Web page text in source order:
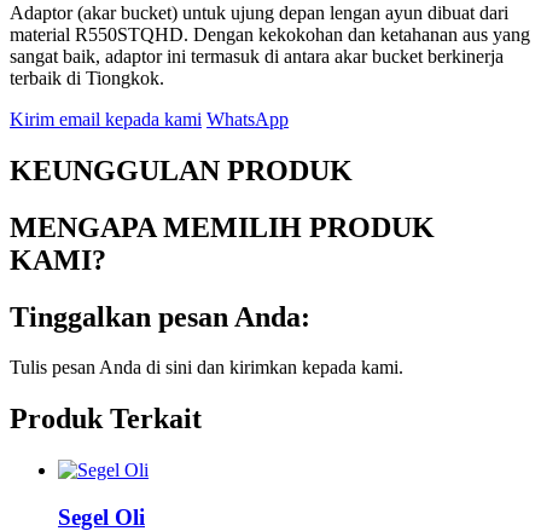
Adaptor (akar bucket) untuk ujung depan lengan ayun dibuat dari
material R550STQHD. Dengan kekokohan dan ketahanan aus yang
sangat baik, adaptor ini termasuk di antara akar bucket berkinerja
terbaik di Tiongkok.
Kirim email kepada kami WhatsApp
KEUNGGULAN PRODUK
MENGAPA MEMILIH PRODUK
KAMI?
Tinggalkan pesan Anda:
Tulis pesan Anda di sini dan kirimkan kepada kami.
Produk Terkait
Segel Oli